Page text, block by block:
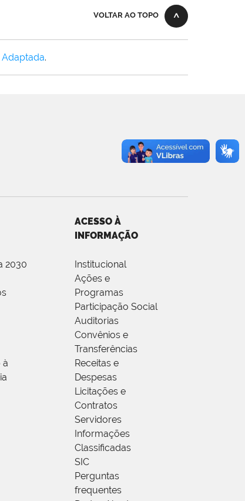
VOLTAR AO TOPO
.
2030
à
ACESSO À
INFORMAÇÃO
Institucional
Ações e
Programas
Participação Social
Auditorias
Convênios e
Transferências
Receitas e
Despesas
Licitações e
Contratos
Servidores
Informações
Classificadas
SIC
Perguntas
frequentes